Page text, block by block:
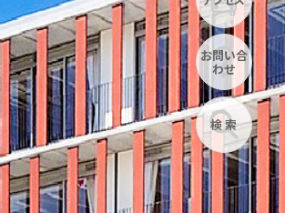
お問い合
わせ
検 索